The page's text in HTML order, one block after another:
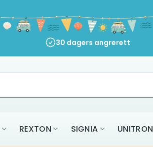
30 dagers angrerett
REXTON SIGNIA UNITRON